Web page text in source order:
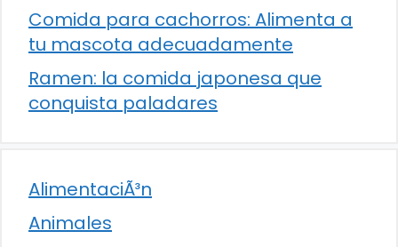
Comida para cachorros: Alimenta a
tu mascota adecuadamente
Ramen: la comida japonesa que
conquista paladares
AlimentaciÃ³n
Animales